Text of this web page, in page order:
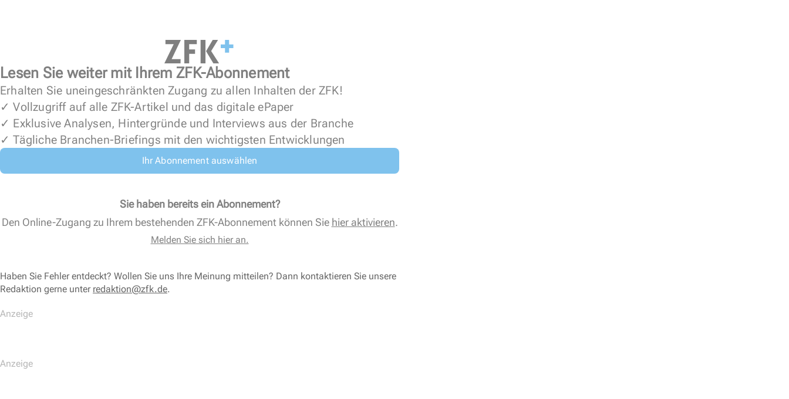
Lesen Sie weiter mit Ihrem ZFK-Abonnement
Erhalten Sie uneingeschränkten Zugang zu allen Inhalten der ZFK!
✓ Vollzugriff auf alle ZFK-Artikel und das digitale ePaper
✓ Exklusive Analysen, Hintergründe und Interviews aus der Branche
✓ Tägliche Branchen-Briefings mit den wichtigsten Entwicklungen
Ihr Abonnement auswählen
Sie haben bereits ein Abonnement?
Den Online-Zugang zu Ihrem bestehenden ZFK-Abonnement können Sie hier aktivieren.
Melden Sie sich hier an.
Haben Sie Fehler entdeckt? Wollen Sie uns Ihre Meinung mitteilen? Dann kontaktieren Sie unsere
Redaktion gerne unter redaktion@zfk.de.